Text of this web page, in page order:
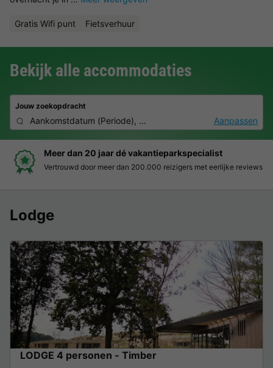
Gratis Wifi punt Fietsverhuur
Bekijk alle accommodaties
Jouw zoekopdracht
Aankomstdatum (Periode), 2 deelnemers, 0 huisdierAanpassen
Boek eenvoudig en zonder stress
Duidelijke prijzen, moeiteloos boeken en veilige betaalomgeving
Lodge
LODGE 4 personen - Timber